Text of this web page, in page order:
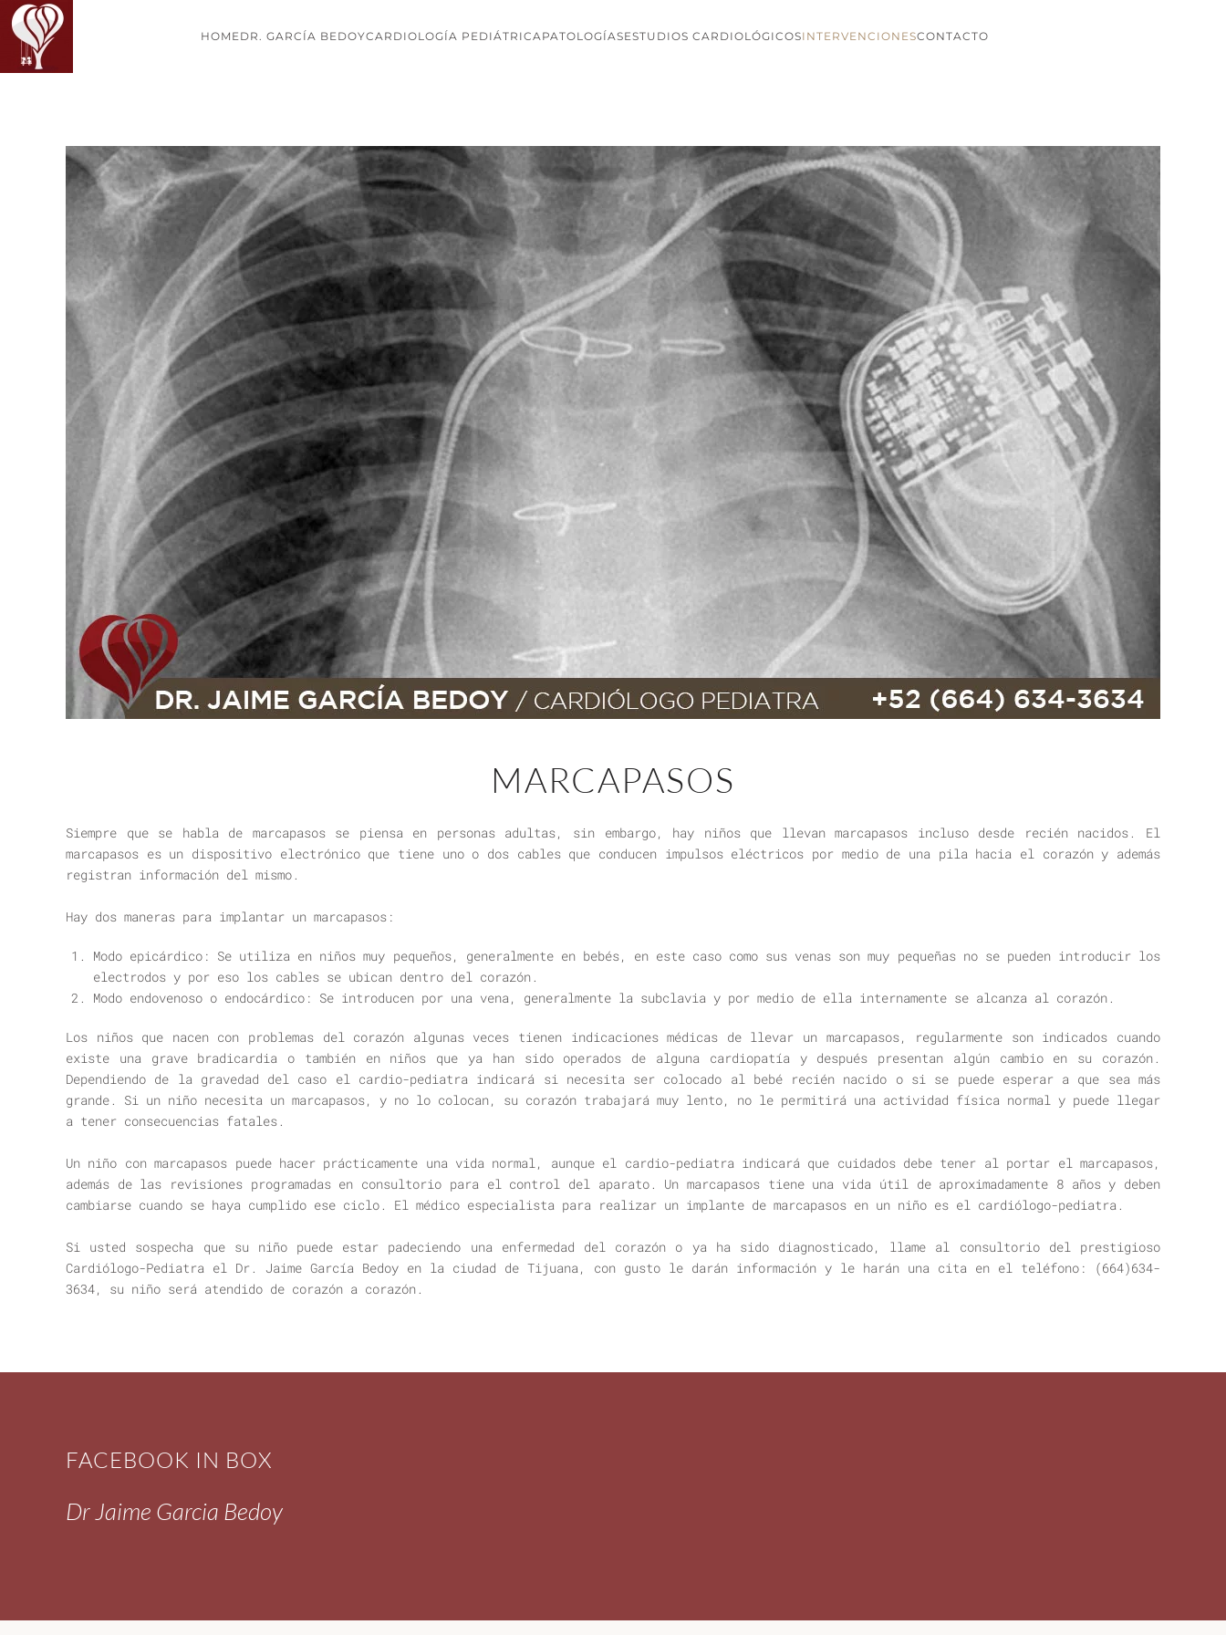
Skip to main content
HOMEDR. GARCÍA BEDOYCARDIOLOGÍA PEDIÁTRICAPATOLOGÍASESTUDIOS CARDIOLÓGICOSINTERVENCIONESCONTACTO
MARCAPASOS
Siempre que se habla de marcapasos se piensa en personas adultas, sin embargo, hay niños que llevan marcapasos incluso desde recién nacidos. El
marcapasos es un dispositivo electrónico que tiene uno o dos cables que conducen impulsos eléctricos por medio de una pila hacia el corazón y además
registran información del mismo.
Hay dos maneras para implantar un marcapasos:
Modo epicárdico: Se utiliza en niños muy pequeños, generalmente en bebés, en este caso como sus venas son muy pequeñas no se pueden introducir los
electrodos y por eso los cables se ubican dentro del corazón.
Modo endovenoso o endocárdico: Se introducen por una vena, generalmente la subclavia y por medio de ella internamente se alcanza al corazón.
Los niños que nacen con problemas del corazón algunas veces tienen indicaciones médicas de llevar un marcapasos, regularmente son indicados cuando
existe una grave bradicardia o también en niños que ya han sido operados de alguna cardiopatía y después presentan algún cambio en su corazón.
Dependiendo de la gravedad del caso el cardio-pediatra indicará si necesita ser colocado al bebé recién nacido o si se puede esperar a que sea más
grande. Si un niño necesita un marcapasos, y no lo colocan, su corazón trabajará muy lento, no le permitirá una actividad física normal y puede llegar
a tener consecuencias fatales.
Un niño con marcapasos puede hacer prácticamente una vida normal, aunque el cardio-pediatra indicará que cuidados debe tener al portar el marcapasos,
además de las revisiones programadas en consultorio para el control del aparato. Un marcapasos tiene una vida útil de aproximadamente 8 años y deben
cambiarse cuando se haya cumplido ese ciclo. El médico especialista para realizar un implante de marcapasos en un niño es el cardiólogo-pediatra.
Si usted sospecha que su niño puede estar padeciendo una enfermedad del corazón o ya ha sido diagnosticado, llame al consultorio del prestigioso
Cardiólogo-Pediatra el Dr. Jaime García Bedoy en la ciudad de Tijuana, con gusto le darán información y le harán una cita en el teléfono: (664)634-
3634, su niño será atendido de corazón a corazón.
FACEBOOK IN BOX
Dr Jaime Garcia Bedoy